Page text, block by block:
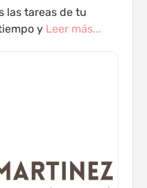
las tareas de tu
y Leer más...